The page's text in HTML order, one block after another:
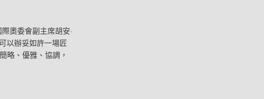
奧委會副主席胡安·
以辦妥如許一場匠
略、優雅、協調，